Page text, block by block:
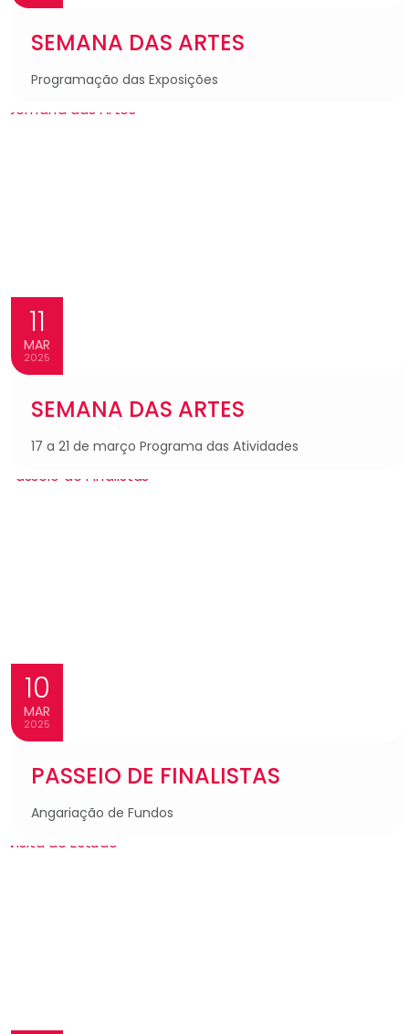
SEMANA DAS ARTES
Programação das Exposições
11
MAR
2025
SEMANA DAS ARTES
17 a 21 de março Programa das Atividades
10
MAR
2025
PASSEIO DE FINALISTAS
Angariação de Fundos